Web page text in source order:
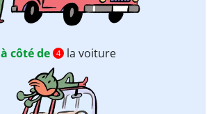
à côté de 4 la voiture